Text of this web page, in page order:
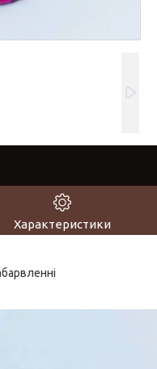
Характеристики